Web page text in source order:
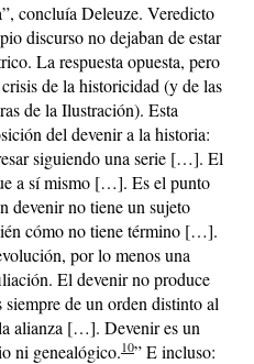
concluía Deleuze. Veredicto
discurso no dejaban de estar
La respuesta opuesta, pero
de la historicidad (y de las
de la Ilustración). Esta
del devenir a la historia:
siguiendo una serie […]. El
a sí mismo […]. Es el punto
devenir no tiene un sujeto
cómo no tiene término […].
por lo menos una
El devenir no produce
de un orden distinto al
alianza […]. Devenir es un
ni genealógico.10” E incluso: